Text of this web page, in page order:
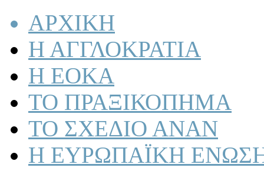
ΑΡΧΙΚΗ
Η ΑΓΓΛΟΚΡΑΤΙΑ
Η ΕΟΚΑ
ΤΟ ΠΡΑΞΙΚΟΠΗΜΑ
ΤΟ ΣΧΕΔΙΟ ΑΝΑΝ
Η ΕΥΡΩΠΑΪΚΗ